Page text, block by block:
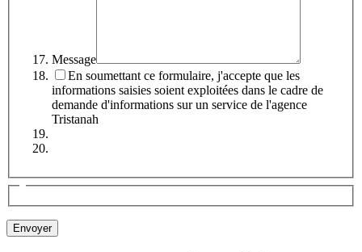
Message
En soumettant ce formulaire, j'accepte que les
informations saisies soient exploitées dans le cadre de
demande d'informations sur un service de l'agence
Tristanah